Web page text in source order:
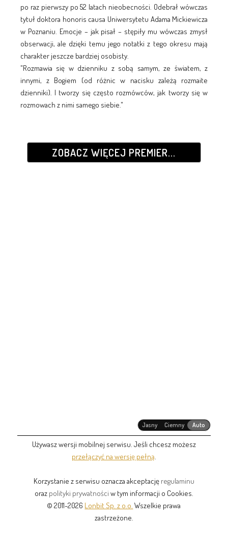
po raz pierwszy po 52 latach nieobecności. Odebrał wówczas
tytuł doktora honoris causa Uniwersytetu Adama Mickiewicza
w Poznaniu. Emocje – jak pisał – stępiły mu wówczas zmysł
obserwacji, ale dzięki temu jego notatki z tego okresu mają
charakter jeszcze bardziej osobisty.
"Rozmawia się w dzienniku z sobą samym, ze światem, z
innymi, z Bogiem (od różnic w nacisku zależą rozmaite
dzienniki). I tworzy się często rozmówców, jak tworzy się w
rozmowach z nimi samego siebie."
ZOBACZ WIĘCEJ PREMIER...
Jasny Ciemny Auto
Używasz wersji mobilnej serwisu. Jeśli chcesz możesz
przełączyć na wersję pełną
Korzystanie z serwisu oznacza akceptację regulaminu
oraz polityki prywatności w tym informacji o Cookies.
© 2011-2026 Lonbit Sp. z o.o. Wszelkie prawa
zastrzeżone.